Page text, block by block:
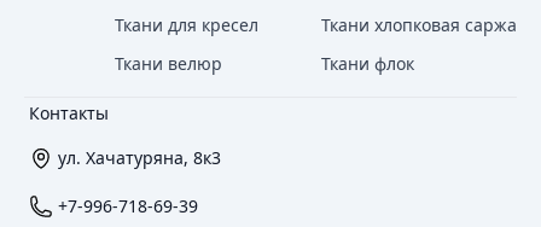
Контакты
ул. Хачатуряна, 8к3
+7-996-718-69-39
Ткани для кресел
Ткани хлопковая саржа
Ткани велюр
Ткани флок